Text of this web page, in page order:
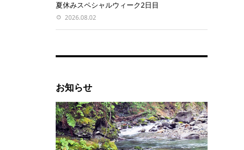
夏休みスペシャルウィーク2日目
2026.08.02
お知らせ